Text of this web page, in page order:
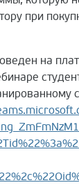
при
на